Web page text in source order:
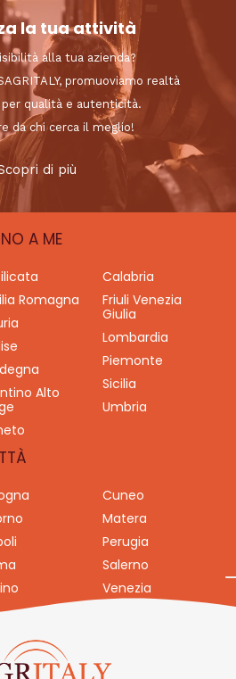
la tua attività
alla tua azienda?
promuoviamo realtà
qualità e autenticità.
da chi cerca il meglio!
di più
A ME
Calabria
Romagna
Friuli Venezia
Giulia
Lombardia
Piemonte
Sicilia
Alto
Umbria
Cuneo
Matera
Perugia
Salerno
Venezia